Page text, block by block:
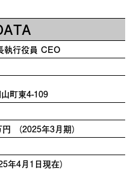
執行役員 CEO
町東4-109
（2025年3月期）
年4月1日現在）